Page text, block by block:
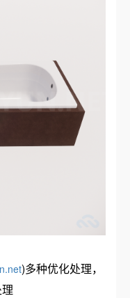
)多种优化处理，